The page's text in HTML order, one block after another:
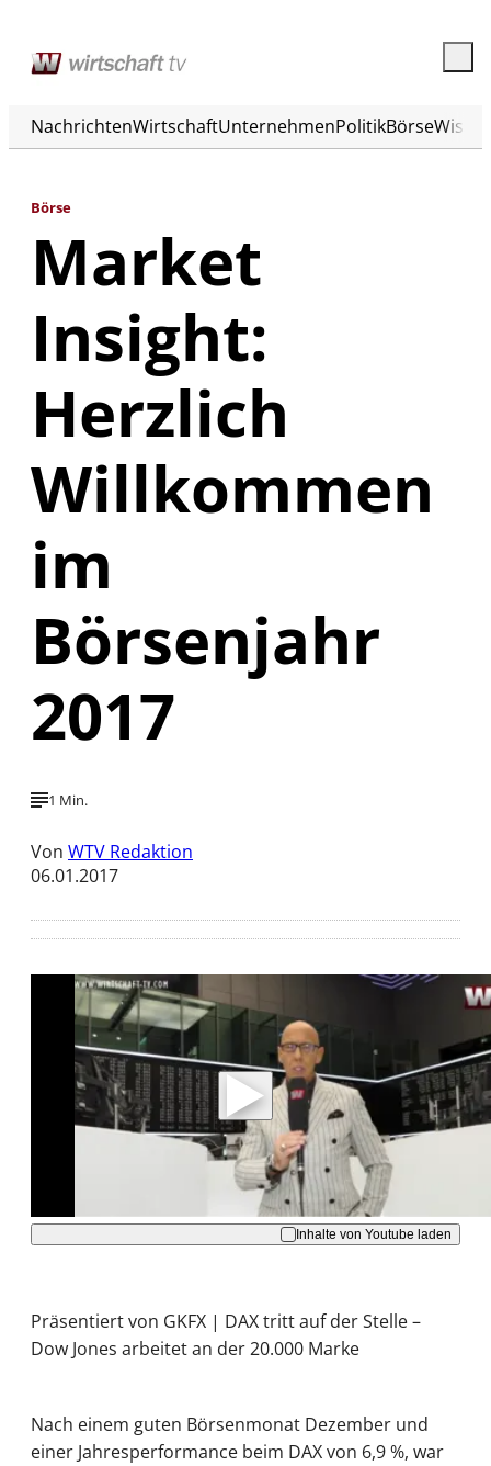
NachrichtenWirtschaftUnternehmenPolitikBörse
Börse
Market
Insight:
Herzlich
Willkommen
im
Börsenjahr
2017
1 Min.
Von WTV Redaktion
06.01.2017
Mit der Wiedergabe dieses Videos werden
Daten an Youtube übertragen.
Hinweise dazu erhalten Sie in der Datenschutzerklärung.
Akzeptieren
Inhalte von Youtube laden
Präsentiert von GKFX | DAX tritt auf der Stelle –
Dow Jones arbeitet an der 20.000 Marke
Nach einem guten Börsenmonat Dezember und
einer Jahresperformance beim DAX von 6,9 %, war